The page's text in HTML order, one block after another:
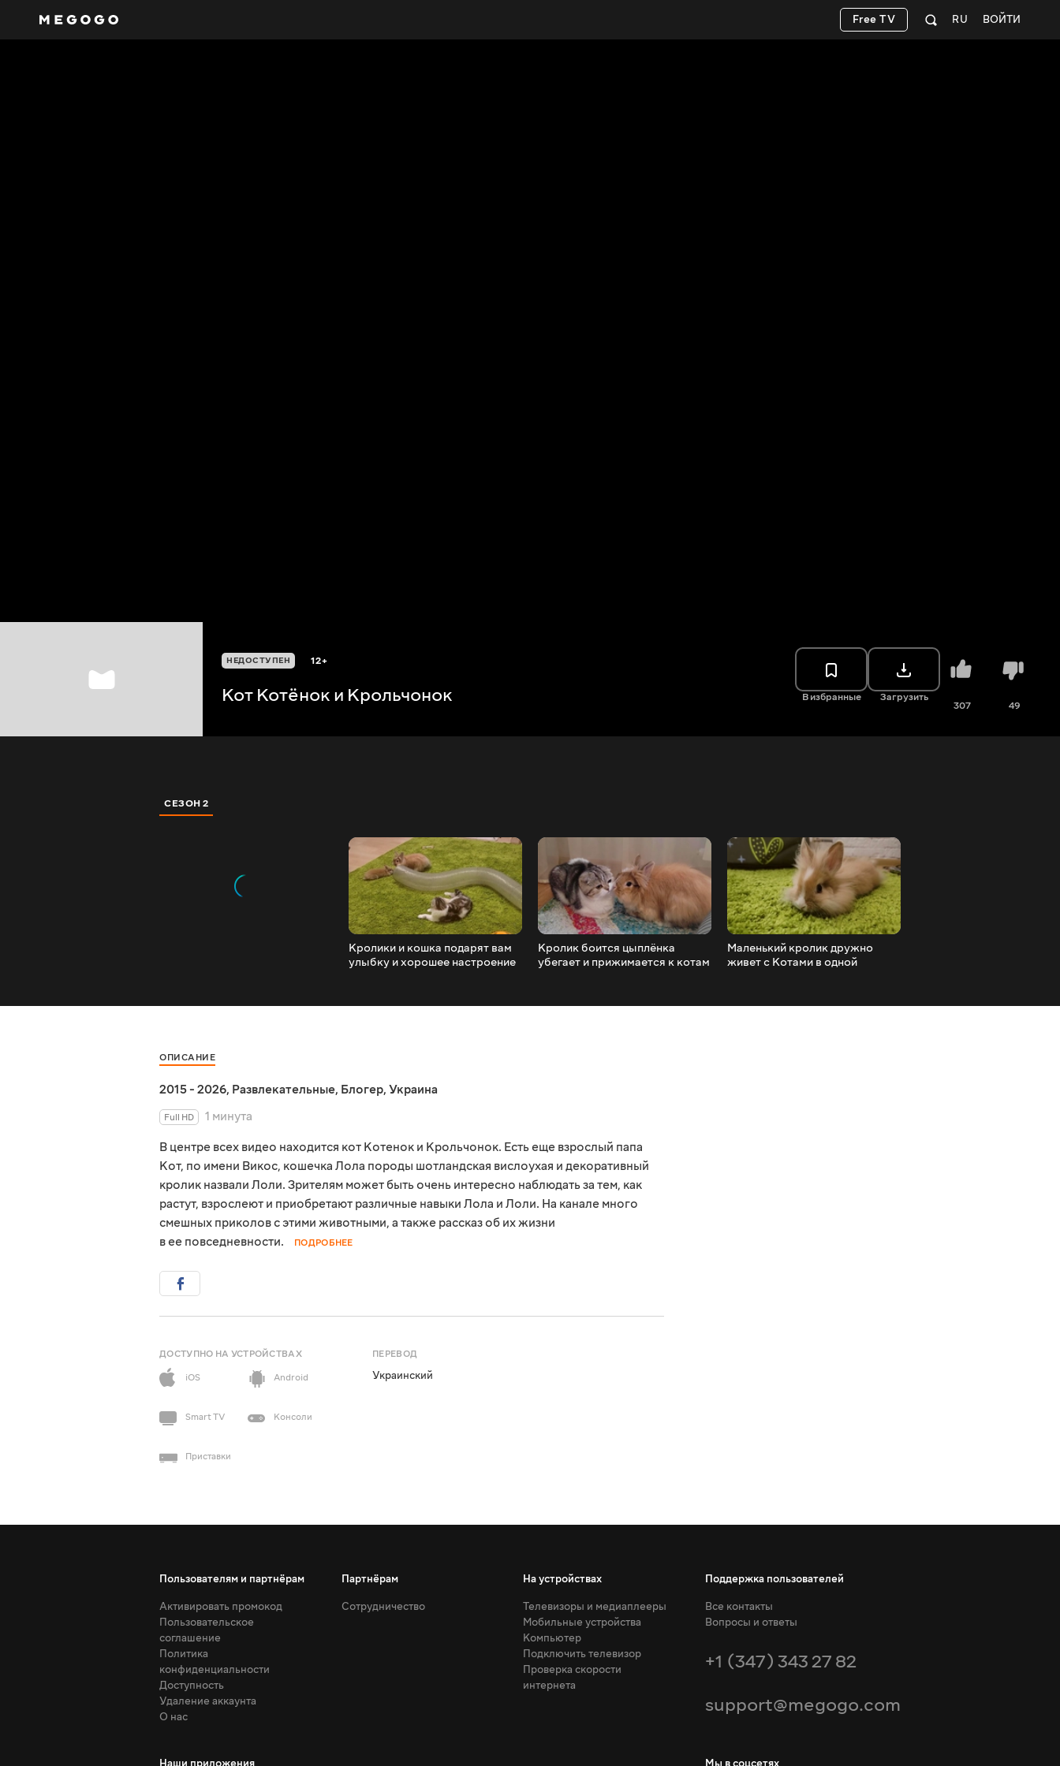
ВОЙТИ
RU
Free TV
НЕДОСТУПЕН 12+
Кот Котёнок и Крольчонок В избранные Загрузить
307 49
СЕЗОН 2
Кролики и кошка подарят вам
улыбку и хорошее настроение
Кролик боится цыплёнка
убегает и прижимается к котам
Маленький кролик дружно
живет с Котами в одной
ОПИСАНИЕ
2015 - 2026, Развлекательные, Блогер, Украина
Full HD
1 минута
В центре всех видео находится кот Котенок и Крольчонок. Есть еще взрослый папа
Кот, по имени Викос, кошечка Лола породы шотландская вислоухая и декоративный
кролик назвали Лоли. Зрителям может быть очень интересно наблюдать за тем, как
растут, взрослеют и приобретают различные навыки Лола и Лоли. На канале много
смешных приколов с этими животными, а также рассказ об их жизни
в ее повседневности.
ПОДРОБНЕЕ
ДОСТУПНО НА УСТРОЙСТВАХ
iOS
Android
Smart TV Консоли
Приставки
ПЕРЕВОД
Украинский
Пользователям и партнёрам
Активировать промокод
Пользовательское
соглашение
Политика
конфиденциальности
Доступность
Удаление аккаунта
О нас
Партнёрам
Сотрудничество
На устройствах
Телевизоры и медиаплееры
Мобильные устройства
Компьютер
Подключить телевизор
Проверка скорости
интернета
Поддержка пользователей
Все контакты
Вопросы и ответы
+1 (347) 343 27 82
support@megogo.com